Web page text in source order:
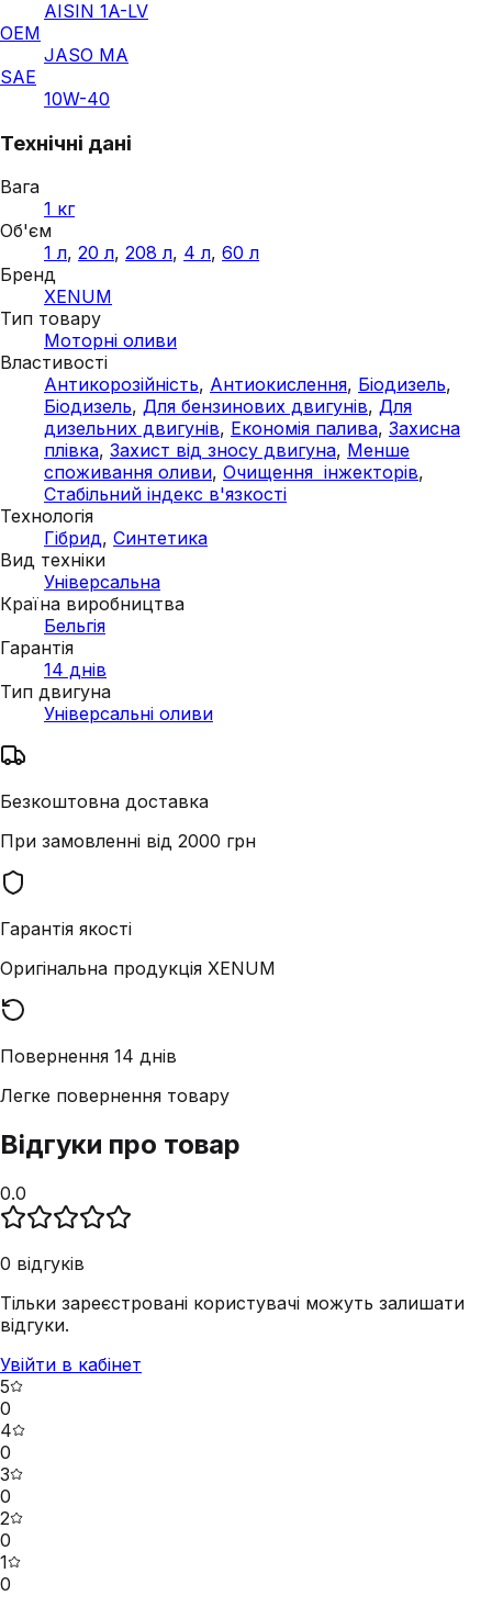
AISIN 1A-LV
OEM
JASO MA
SAE
10W-40
Технічні дані
Вага
1 кг
Об'єм
1 л, 20 л, 208 л, 4 л, 60 л
Бренд
XENUM
Тип товару
Моторні оливи
Властивості
Антикорозійність, Антиокислення, Біодизель,
Біодизель, Для бензинових двигунів, Для
дизельних двигунів, Економія палива, Захисна
плівка, Захист від зносу двигуна, Менше
споживання оливи, Очищення інжекторів,
Стабільний індекс в'язкості
Технологія
Гібрид, Синтетика
Вид техніки
Універсальна
Країна виробництва
Бельгія
Гарантія
14 днів
Тип двигуна
Універсальні оливи
Безкоштовна доставка
При замовленні від 2000 грн
Гарантія якості
Оригінальна продукція XENUM
Повернення 14 днів
Легке повернення товару
Відгуки про товар
0.0
0 відгуків
Тільки зареєстровані користувачі можуть залишати
відгуки.
Увійти в кабінет
5
0
4
0
3
0
2
0
1
0